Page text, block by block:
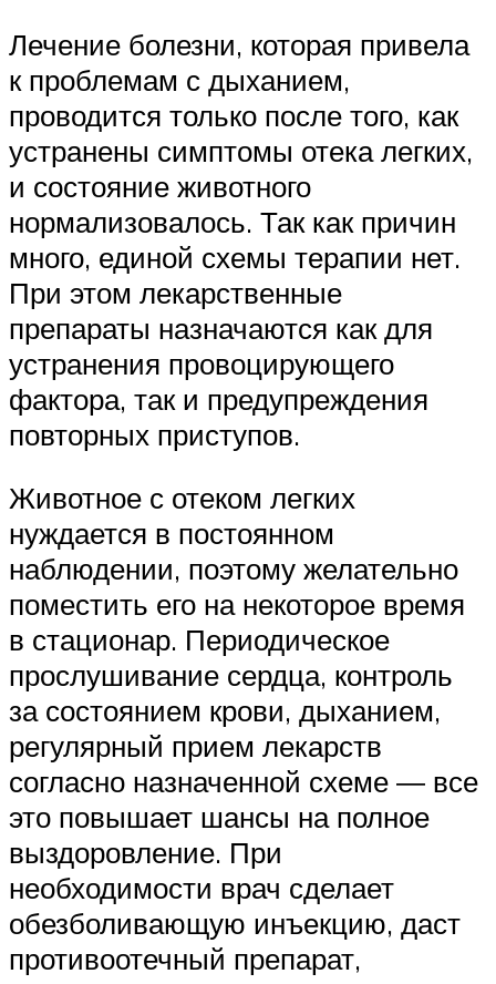
Лечение болезни, которая привела
к проблемам с дыханием,
проводится только после того, как
устранены симптомы отека легких,
и состояние животного
нормализовалось. Так как причин
много, единой схемы терапии нет.
При этом лекарственные
препараты назначаются как для
устранения провоцирующего
фактора, так и предупреждения
повторных приступов.
Животное с отеком легких
нуждается в постоянном
наблюдении, поэтому желательно
поместить его на некоторое время
в стационар. Периодическое
прослушивание сердца, контроль
за состоянием крови, дыханием,
регулярный прием лекарств
согласно назначенной схеме ― все
это повышает шансы на полное
выздоровление. При
необходимости врач сделает
обезболивающую инъекцию, даст
противоотечный препарат,